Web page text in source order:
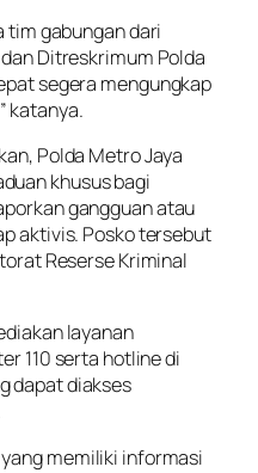
tim gabungan dari
Ditreskrimum Polda
segera mengungkap
katanya.
Polda Metro Jaya
khusus bagi
gangguan atau
aktivis. Posko tersebut
Reserse Kriminal
layanan
110 serta hotline di
dapat diakses
memiliki informasi